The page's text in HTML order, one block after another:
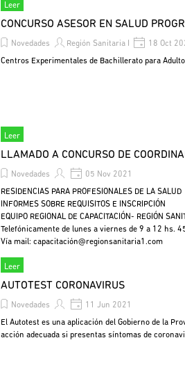
Leer
CONCURSO ASESOR EN SALUD
Novedades Región Sanitaria I 18 Oct
Centros Experimentales de Bachillerato para
Leer
LLAMADO A CONCURSO DE
Novedades 05 Nov 2021
RESIDENCIAS PARA PROFESIONALES DE LA SALUD
INFORMES SOBRE REQUISITOS E INSCRIPCIÓN
EQUIPO REGIONAL DE CAPACITACIÓN- REGIÓN
Telefónicamente de lunes a viernes de 9 a 12 hs.
Vía mail: capacitación@regionsanitaria1.com
Leer
AUTOTEST CORONAVIRUS
Novedades 11 Jun 2021
El Autotest es una aplicación del Gobierno de la
acción adecuada si presentas síntomas de